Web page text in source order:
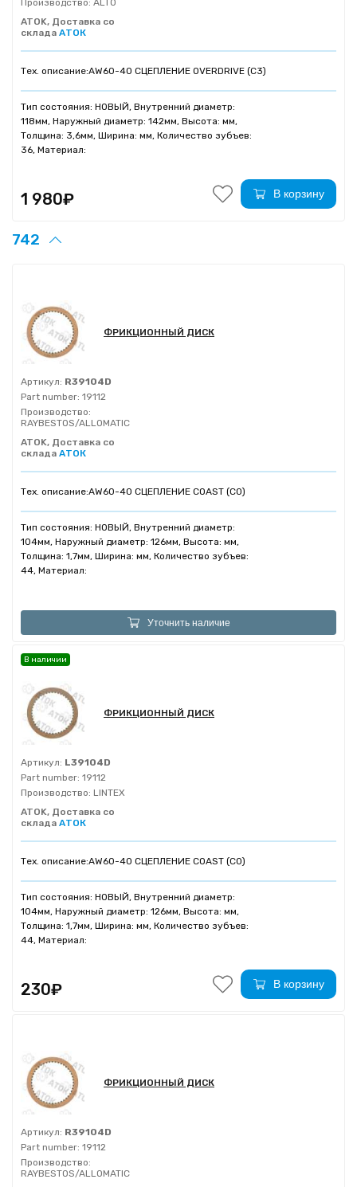
Производство: ALTO
ATOK, Доставка со
склада АТОК
Тех. описание:AW60-40 СЦЕПЛЕНИЕ OVERDRIVE (C3)
Тип состояния: НОВЫЙ, Внутренний диаметр:
118мм, Наружный диаметр: 142мм, Высота: мм,
Толщина: 3,6мм, Ширина: мм, Количество зубъев:
36, Материал:
1 980₽ В корзину
742
ФРИКЦИОННЫЙ ДИСК
Артикул: R39104D
Part number: 19112
Производство:
RAYBESTOS/ALLOMATIC
ATOK, Доставка со
склада АТОК
Тех. описание:AW60-40 СЦЕПЛЕНИЕ COAST (C0)
Тип состояния: НОВЫЙ, Внутренний диаметр:
104мм, Наружный диаметр: 126мм, Высота: мм,
Толщина: 1,7мм, Ширина: мм, Количество зубъев:
44, Материал:
Уточнить наличие
ФРИКЦИОННЫЙ ДИСК
Артикул: L39104D
Part number: 19112
Производство: LINTEX
ATOK, Доставка со
склада АТОК
Тех. описание:AW60-40 СЦЕПЛЕНИЕ COAST (C0)
Тип состояния: НОВЫЙ, Внутренний диаметр:
104мм, Наружный диаметр: 126мм, Высота: мм,
Толщина: 1,7мм, Ширина: мм, Количество зубъев:
44, Материал:
В наличии
230₽ В корзину
ФРИКЦИОННЫЙ ДИСК
Артикул: R39104D
Part number: 19112
Производство:
RAYBESTOS/ALLOMATIC